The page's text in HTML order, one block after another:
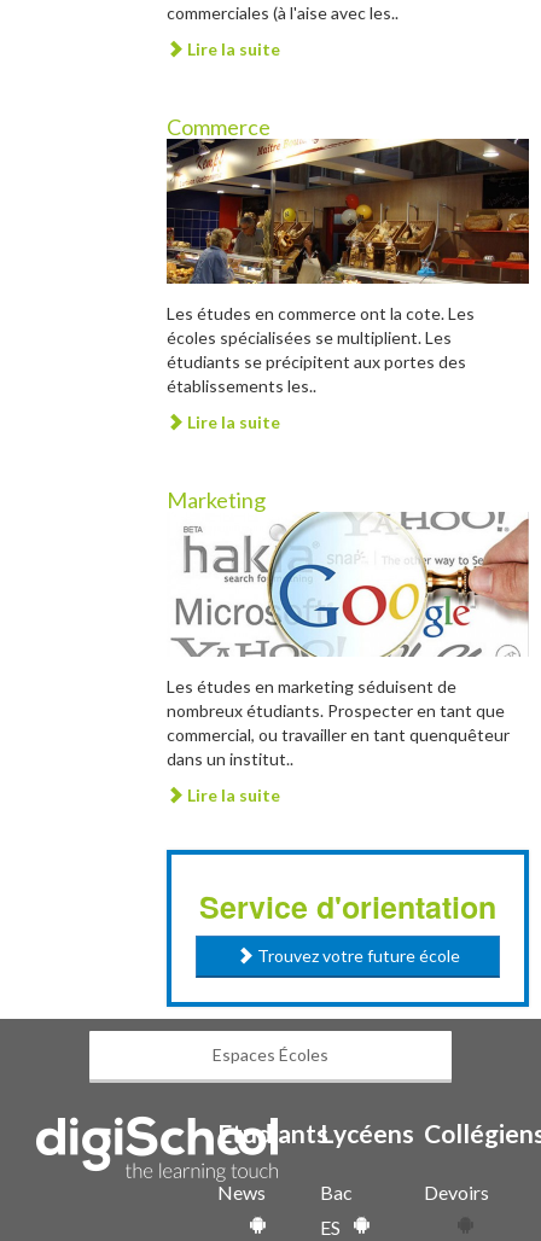
commerciales (à l'aise avec les..
Lire la suite
Commerce
Les études en commerce ont la cote. Les
écoles spécialisées se multiplient. Les
étudiants se précipitent aux portes des
établissements les..
Lire la suite
Marketing
Les études en marketing séduisent de
nombreux étudiants. Prospecter en tant que
commercial, ou travailler en tant quenquêteur
dans un institut..
Lire la suite
Service d'orientation
Trouvez votre future école
Espaces Écoles
Etudiants
News
Lycéens
Bac
ES
Devoirs